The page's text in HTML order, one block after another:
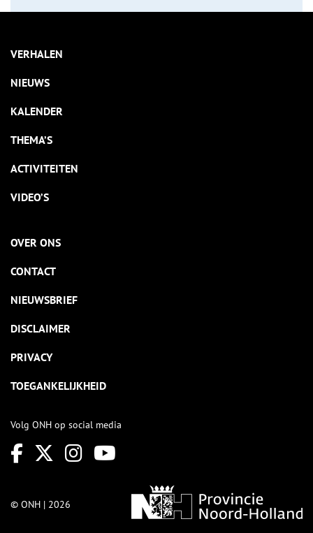
VERHALEN
NIEUWS
KALENDER
THEMA’S
ACTIVITEITEN
VIDEO’S
OVER ONS
CONTACT
NIEUWSBRIEF
DISCLAIMER
PRIVACY
TOEGANKELIJKHEID
Volg ONH op social media
© ONH | 2026